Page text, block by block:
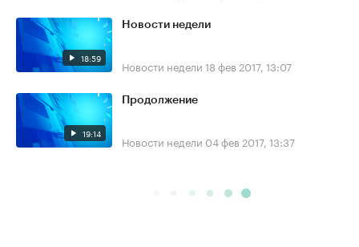
18:59
Новости недели
Новости недели 18 фев 2017, 13:07
19:14
Продолжение
Новости недели 04 фев 2017, 13:37